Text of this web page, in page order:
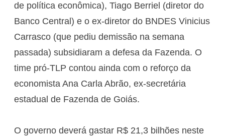
de política econômica), Tiago Berriel (diretor do
Banco Central) e o ex-diretor do BNDES Vinicius
Carrasco (que pediu demissão na semana
passada) subsidiaram a defesa da Fazenda. O
time pró-TLP contou ainda com o reforço da
economista Ana Carla Abrão, ex-secretária
estadual de Fazenda de Goiás.
O governo deverá gastar R$ 21,3 bilhões neste